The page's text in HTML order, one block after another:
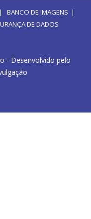
| BANCO DE IMAGENS |
DE DADOS
- Desenvolvido pelo